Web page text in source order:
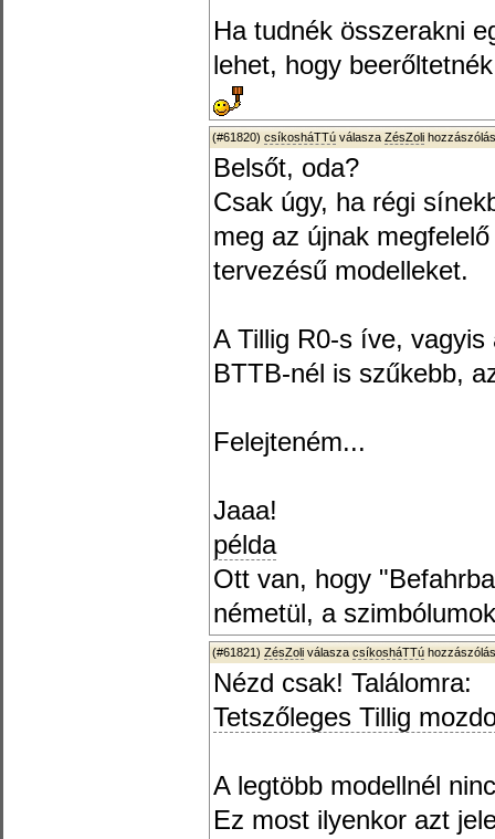
Ha tudnék összerakni
lehet, hogy
(#61820) csíkosháTTú válasza ZésZoli
Belsőt, oda?
Csak úgy, ha régi
meg az újnak
tervezésű modelleket.
A Tillig R0-s íve,
BTTB-nél is szűkebb,
Felejteném...
Jaaa!
példa
Ott van, hogy
németül, a
(#61821) ZésZoli válasza csíkosháTTú
Nézd csak! Találomra:
Tetszőleges Tillig
A legtöbb modellnél
Ez most ilyenkor azt